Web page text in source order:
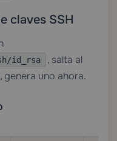
claves SSH
id_rsa
, salta al
genera uno ahora.